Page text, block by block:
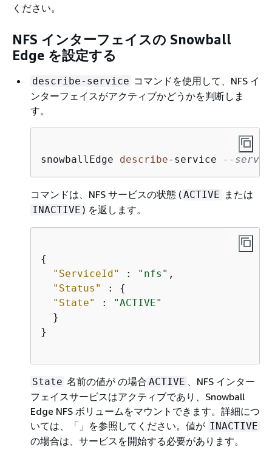
ください。
NFS インターフェイスの Snowball
Edge を設定する
describe-service コマンドを使用して、NFS イ
ンターフェイスがアクティブかどうかを判断しま
す。
snowballEdge describe- service --
コマンドは、NFS サービスの状態 (ACTIVE または
INACTIVE ) を返します。
{
"ServiceId"
: "nfs" ,
"Status"
: {
"State"
:
"ACTIVE"
  }
}
State 名前の値が の場合 ACTIVE
、NFS インター
フェイスサービスはアクティブであり、Snowball
Edge NFS ボリュームをマウントできます。詳細につ
いては、「 」を参照してください。値が INACTIVE
の場合は、サービスを開始する必要があります。